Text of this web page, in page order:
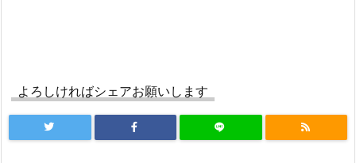
よろしければシェアお願いします